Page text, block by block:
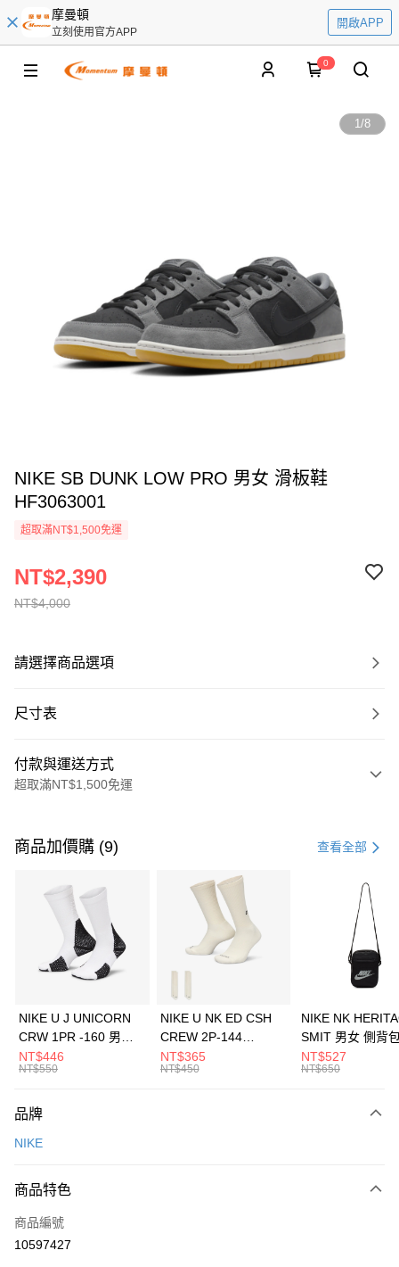
摩曼頓
立刻使用官方APP
開啟APP
0
1/8
NIKE SB DUNK LOW PRO 男女 滑板鞋
HF3063001
超取滿NT$1,500免運
NT$4,000
NT$2,390
請選擇商品選項
尺寸表
付款與運送方式
超取滿NT$1,500免運
信用卡一次付款
3 期 0 利率 每期 21家銀行
合作金庫商業銀行
第一商業銀行
華南商業銀行
彰化商業銀行
上海商業儲蓄銀行
元大商業銀行
台灣樂天信用卡公司
Apple Pay
全盈+PAY
AFTEE先享後付
【關於「AFTEE先享後付」】
便利好安心！
３．安心：先確認商品／服務後，再付款。
【「AFTEE先享後付」結帳流程】
１．於結帳方式選擇「AFTEE先享後付」後，將跳轉至「AFTEE先享後付」
運送方式
每筆NT$100，滿NT$1,500(含以上)免運費
宅配
每筆NT$100，滿NT$1,500(含以上)免運費
商品加價購 (9) 查看全部
NIKE U J UNICORN
CRW 1PR -160 男女
中統襪 FZ3393100
NT$446
NT$550
NIKE U NK ED CSH
CREW 2P-144
EMBRDY 男女 短統襪
FZ3073133
NT$365
NT$450
NIKE NK
SMIT 男女 側背
BA5871010
NT$527
NT$650
品牌
NIKE
商品特色
商品編號
10597427